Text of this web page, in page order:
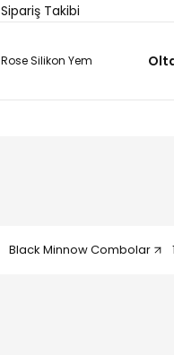
Sipariş Takibi
Black Minnow Combolar